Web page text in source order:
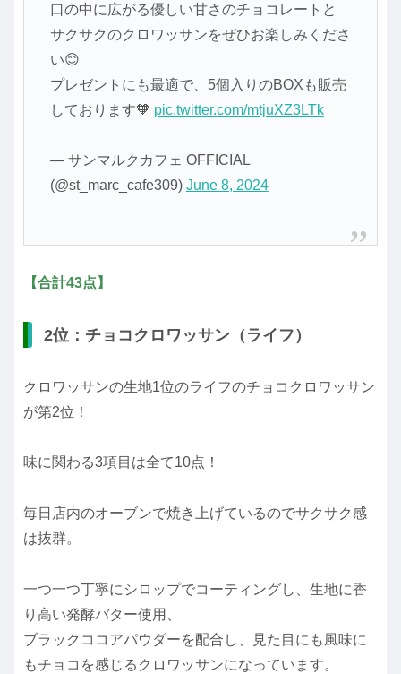
口の中に広がる優しい甘さのチョコレートと
サクサクのクロワッサンをぜひお楽しみくださ
い😊
プレゼントにも最適で、5個入りのBOXも販売
しております🧡 pic.twitter.com/mtjuXZ3LTk
— サンマルクカフェ OFFICIAL
(@st_marc_cafe309) June 8, 2024
【合計43点】
2位：チョコクロワッサン（ライフ）
クロワッサンの生地1位のライフのチョコクロワッサン
が第2位！
味に関わる3項目は全て10点！
毎日店内のオーブンで焼き上げているのでサクサク感
は抜群。
一つ一つ丁寧にシロップでコーティングし、生地に香
り高い発酵バター使用、
ブラックココアパウダーを配合し、見た目にも風味に
もチョコを感じるクロワッサンになっています。